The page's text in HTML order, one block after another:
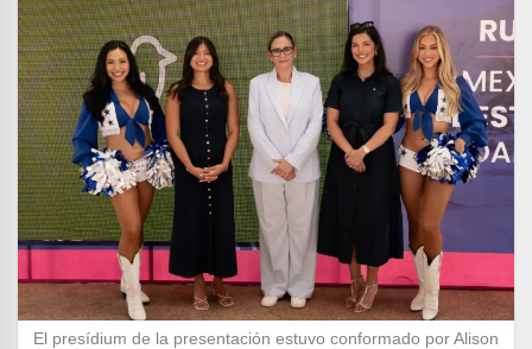
El presídium de la presentación estuvo conformado por Alison